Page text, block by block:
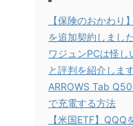
【保険のおかわり
を追加契約しました
ワジュンPCは怪
と評判を紹介しま
ARROWS Tab
で充電する方法
【米国ETF】